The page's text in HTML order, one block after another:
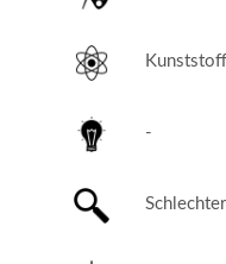
Kunststoff
-